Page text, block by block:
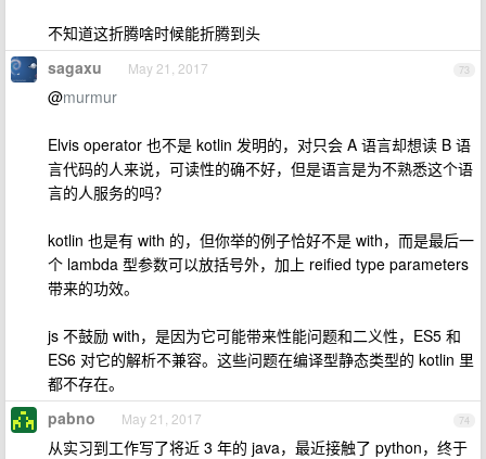
不知道这折腾啥时候能折腾到头
73
sagaxu May 21, 2017
@murmur
Elvis operator 也不是 kotlin 发明的，对只会 A 语言却想读 B 语
言代码的人来说，可读性的确不好，但是语言是为不熟悉这个语
言的人服务的吗？
kotlin 也是有 with 的，但你举的例子恰好不是 with，而是最后一
个 lambda 型参数可以放括号外，加上 reified type parameters
带来的功效。
js 不鼓励 with，是因为它可能带来性能问题和二义性，ES5 和
ES6 对它的解析不兼容。这些问题在编译型静态类型的 kotlin 里
都不存在。
74
pabno May 21, 2017
从实习到工作写了将近 3 年的 java，最近接触了 python，终于